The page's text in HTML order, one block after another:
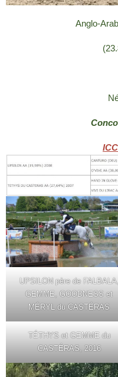
Anglo-
UPSILON père de
GEMME, GOODNESS et
MÉRYL du CASTÉRAS
TÉTHYS et GEMME du
CASTÉRAS, 2016